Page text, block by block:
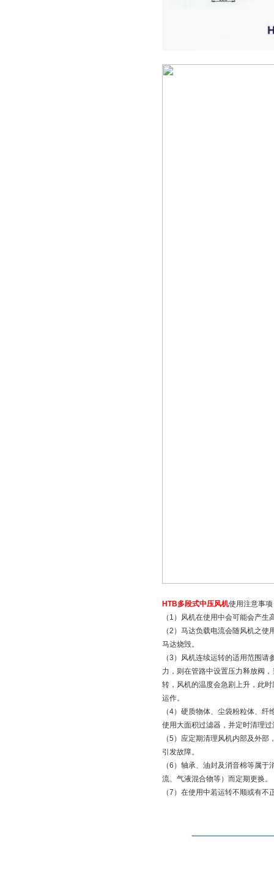
HTB多段式中压风机使用注意事
（1）风机在使用中会可能会产
（2）马达负载电流会随风机之
马达烧毁。
（3）风机连续运转的适用范围
力，则在管路中设置压力释放阀
转，风机的温度会急剧上升，此
运作。
（4）硬质物体、尘袋粉粒体、
使用大面积过滤器，并定时清理
（5）应定期清理风机内部及外
引发故障。
（6）轴承、油封及消音棉等属
流、气液混合物等）而定期更换。
（7）在使用中若运转不顺或有